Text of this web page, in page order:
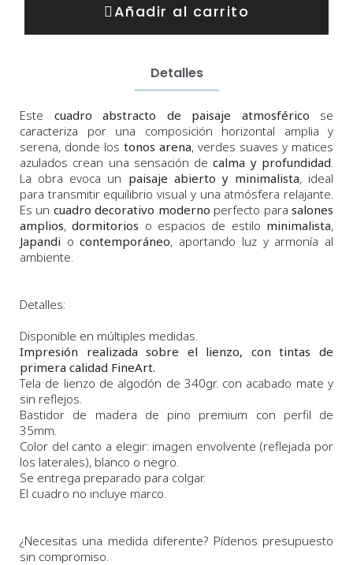
Añadir al carrito
Detalles
Este cuadro abstracto de paisaje atmosférico se
caracteriza por una composición horizontal amplia y
serena, donde los tonos arena, verdes suaves y matices
azulados crean una sensación decalma y profundidad
La obra evoca un paisaje abierto y minimalista, ideal
para transmitir equilibrio visual y una atmósfera relajante.
Es un cuadro decorativo moderno perfecto parasalones
amplios,dormitorios o espacios de estilo minimalista,
Japandi ocontemporáneo, aportando luz y armonía al
ambiente.
Detalles:
Disponible en múltiples medidas.
Impresión realizada sobre el lienzo, con tintas de
primera calidad FineArt.
Tela de lienzo de algodón de 340gr. con acabado mate y
sin reflejos.
Bastidor de madera de pino premium con perfil de
35mm.
Color del canto a elegir: imagen envolvente (reflejada por
los laterales), blanco o negro.
Se entrega preparado para colgar.
El cuadro no incluye marco.
¿Necesitas una medida diferente? Pídenos presupuesto
sin compromiso.